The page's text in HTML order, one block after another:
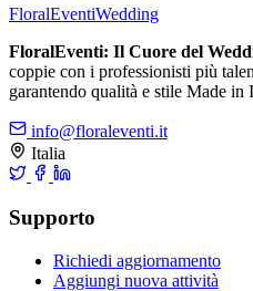
FloralEventiWedding
FloralEventi: Il Cuore del
coppie con i professionisti più
garantendo qualità e stile Made in
info@floraleventi.it
Italia
Supporto
Richiedi aggiornamento
Aggiungi nuova attività